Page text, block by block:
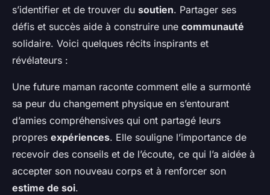
s’identifier et de trouver du soutien. Partager ses
défis et succès aide à construire une communauté
solidaire. Voici quelques récits inspirants et
révélateurs :
Une future maman raconte comment elle a surmonté
sa peur du changement physique en s’entourant
d’amies compréhensives qui ont partagé leurs
propres expériences. Elle souligne l’importance de
recevoir des conseils et de l’écoute, ce qui l’a aidée à
accepter son nouveau corps et à renforcer son
estime de soi.